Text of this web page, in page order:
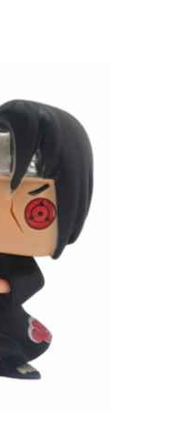
Uchiha’ 10cm